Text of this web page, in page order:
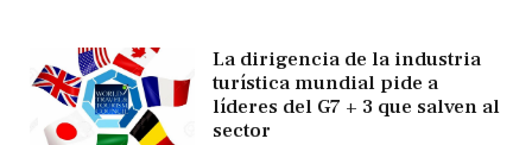
La dirigencia de la industria
turística mundial pide a
líderes del G7 + 3 que salven al
sector